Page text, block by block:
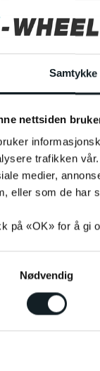
Samtykke
nettsiden
trafikken
medier,
eller som de har
på «OK» for å gi
Nødvendig
LES MER